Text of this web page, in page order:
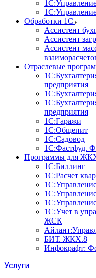
Обработки 1С
Ассистент
Ассистент
Ассистент
Отраслевые
предприятия
предприятия
1С:Гаражи
1С:Общепит
1С:Садовод
1С:Фастфуд.
Программы для
1С:Биллинг
1С:Расчет
1С:Учет в
ЖСК
БИТ. ЖКХ.8
Инфокрафт:
Услуги